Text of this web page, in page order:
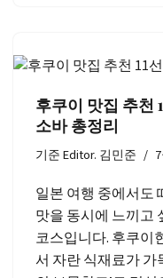
후쿠이 맛집 추천
소바 총정리
기준Editor. 김민준
일본 여행 중에서도
맛을 동시에 느끼고
코스입니다. 후쿠이
서 자란 식재료가 가